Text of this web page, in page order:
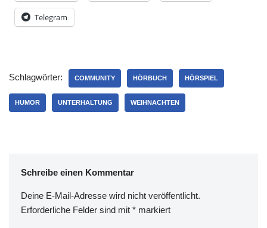
Telegram
Schlagwörter: COMMUNITY HÖRBUCH HÖRSPIEL
HUMOR UNTERHALTUNG WEIHNACHTEN
Schreibe einen Kommentar
Deine E-Mail-Adresse wird nicht veröffentlicht.
Erforderliche Felder sind mit * markiert